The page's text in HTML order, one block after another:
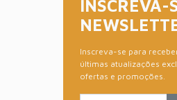
INSCREVA-
Inscreva-se para
últimas atualizações
ofertas e promoções.